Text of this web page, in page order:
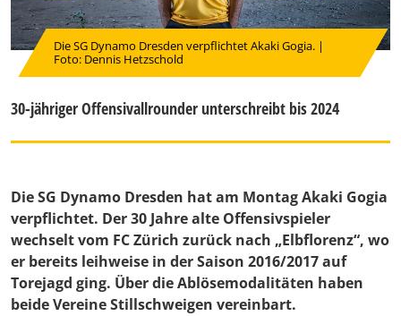
Die SG Dynamo Dresden verpflichtet Akaki Gogia. |
Foto: Dennis Hetzschold
30-jähriger Offensivallrounder unterschreibt bis 2024
Die SG Dynamo Dresden hat am Montag Akaki Gogia
verpflichtet. Der 30 Jahre alte Offensivspieler
wechselt vom FC Zürich zurück nach „Elbflorenz“, wo
er bereits leihweise in der Saison 2016/2017 auf
Torejagd ging. Über die Ablösemodalitäten haben
beide Vereine Stillschweigen vereinbart.